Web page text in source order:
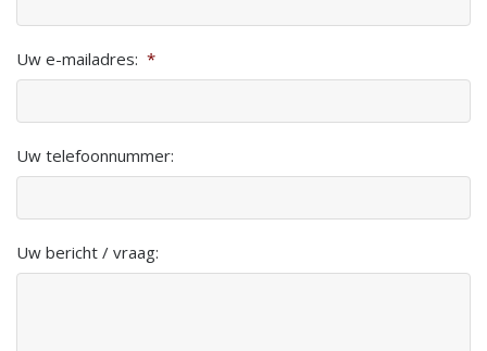
Uw e-mailadres: *
Uw telefoonnummer:
Uw bericht / vraag: